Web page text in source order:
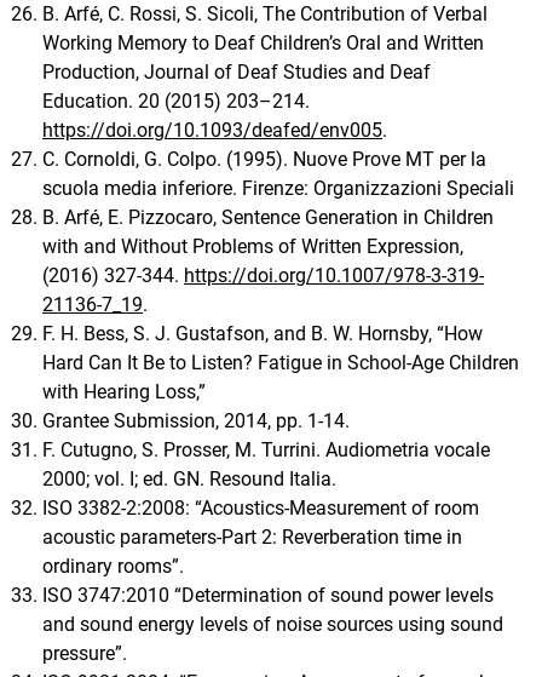
B. Arfé, C. Rossi, S. Sicoli, The Contribution of Verbal
Working Memory to Deaf Children’s Oral and Written
Production, Journal of Deaf Studies and Deaf
Education. 20 (2015) 203–214.
https://doi.org/10.1093/deafed/env005.
C. Cornoldi, G. Colpo. (1995). Nuove Prove MT per la
scuola media inferiore. Firenze: Organizzazioni Speciali
B. Arfé, E. Pizzocaro, Sentence Generation in Children
with and Without Problems of Written Expression,
(2016) 327-344. https://doi.org/10.1007/978-3-319-
21136-7_19.
F. H. Bess, S. J. Gustafson, and B. W. Hornsby, “How
Hard Can It Be to Listen? Fatigue in School-Age Children
with Hearing Loss,”
Grantee Submission, 2014, pp. 1-14.
F. Cutugno, S. Prosser, M. Turrini. Audiometria vocale
2000; vol. I; ed. GN. Resound Italia.
ISO 3382-2:2008: “Acoustics-Measurement of room
acoustic parameters-Part 2: Reverberation time in
ordinary rooms”.
ISO 3747:2010 “Determination of sound power levels
and sound energy levels of noise sources using sound
pressure”.